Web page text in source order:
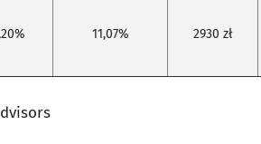
11,07% 2930 zł